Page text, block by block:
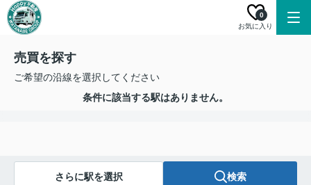
お気に入り
0
売買を探す
ご希望の沿線を選択してください
条件に該当する駅はありません。
さらに駅を選択 検索